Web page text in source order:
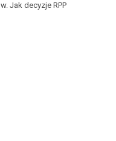
Jak decyzje RPP